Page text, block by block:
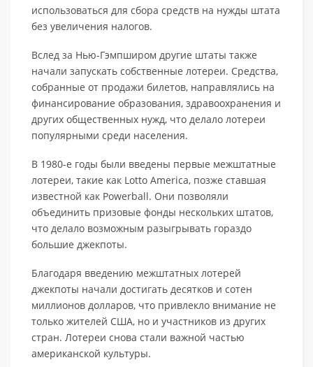
использоваться для сбора средств на нужды штата
без увеличения налогов.
Вслед за Нью-Гэмпширом другие штаты также
начали запускать собственные лотереи. Средства,
собранные от продажи билетов, направлялись на
финансирование образования, здравоохранения и
других общественных нужд, что делало лотереи
популярными среди населения.
В 1980-е годы были введены первые межштатные
лотереи, такие как Lotto America, позже ставшая
известной как Powerball. Они позволяли
объединить призовые фонды нескольких штатов,
что делало возможным разыгрывать гораздо
большие джекпоты.
Благодаря введению межштатных лотерей
джекпоты начали достигать десятков и сотен
миллионов долларов, что привлекло внимание не
только жителей США, но и участников из других
стран. Лотереи снова стали важной частью
американской культуры.